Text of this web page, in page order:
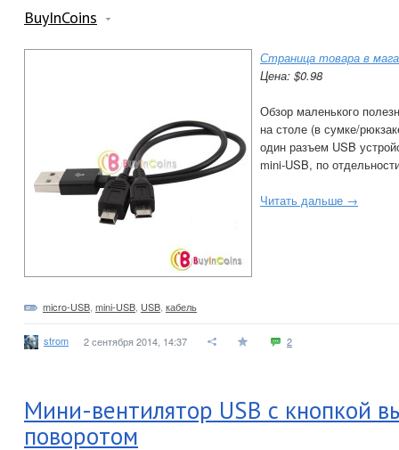
BuyInCoins
Страница товара в
Цена: $0.98
Обзор маленького
на столе (в сумке/
один разъем USB
mini-USB, по
Читать дальше →
micro-USB mini-USB USB кабель
strom 2 сентября 2014, 14:37 2
Мини-вентилятор USB с кнопкой
поворотом